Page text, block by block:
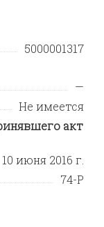
5000001317
—
Не имеется
акт
10 июня 2016 г.
74-Р